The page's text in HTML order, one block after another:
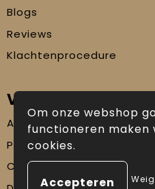
Blogs
Reviews
Klachtenprocedure
Veilig winkelen
Algemene voorwaarden
Privacyverklaring
Cookiebeleid
Om onze webshop
functioneren maken
cookies.